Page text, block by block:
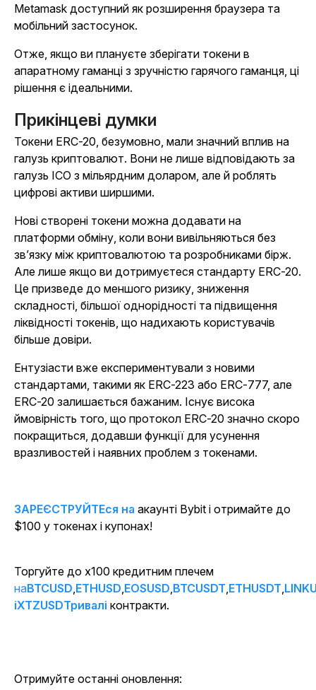
Metamask доступний як розширення браузера та
мобільний застосунок.
Отже, якщо ви плануєте зберігати токени в
апаратному гаманці з зручністю гарячого гаманця, ці
рішення є ідеальними.
Прикінцеві думки
Токени ERC-20, безумовно, мали значний вплив на
галузь криптовалют. Вони не лише відповідають за
галузь ICO з мільярдним доларом, але й роблять
цифрові активи ширшими.
Нові створені токени можна додавати на
платформи обміну, коли вони вивільняються без
зв’язку між криптовалютою та розробниками бірж.
Але лише якщо ви дотримуєтеся стандарту ERC-20.
Це призведе до меншого ризику, зниження
складності, більшої однорідності та підвищення
ліквідності токенів, що надихають користувачів
більше довіри.
Ентузіасти вже експериментували з новими
стандартами, такими як ERC-223 або ERC-777, але
ERC-20 залишається бажаним. Існує висока
ймовірність того, що протокол ERC-20 значно скоро
покращиться, додавши функції для усунення
вразливостей і наявних проблем з токенами.
ЗАРЕЄСТРУЙТЕся на акаунті Bybit і отримайте до
$100 у токенах і купонах!
Торгуйте до x100 кредитним плечем
наBTCUSD ETHUSD EOSUSD BTCUSDT ETHUSDT
іXTZUSDТривалі контракти.
Отримуйте останні оновлення: